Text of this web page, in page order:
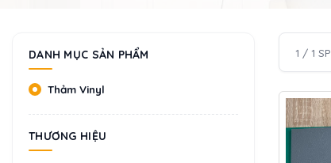
DANH MỤC SẢN PHẨM
Thảm Vinyl
THƯƠNG HIỆU
1 / 1 SP